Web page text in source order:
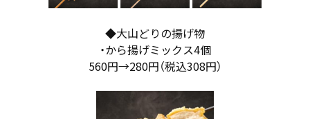
◆大山どりの揚げ物
・から揚げミックス4個
560円→280円（税込308円）